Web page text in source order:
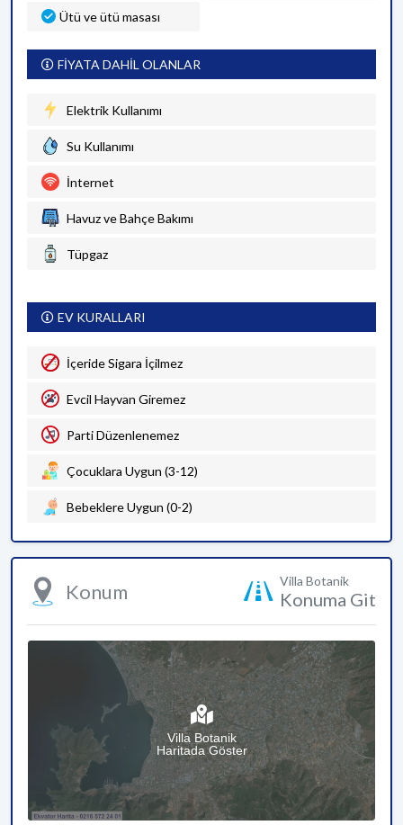
Ütü ve ütü masası
FİYATA DAHİL OLANLAR
Elektrik Kullanımı
Su Kullanımı
İnternet
Havuz ve Bahçe Bakımı
Tüpgaz
EV KURALLARI
İçeride Sigara İçilmez
Evcil Hayvan Giremez
Parti Düzenlenemez
Çocuklara Uygun (3-12)
Bebeklere Uygun (0-2)
Konum Villa Botanik
Konuma Git
Villa Botanik
Haritada Göster